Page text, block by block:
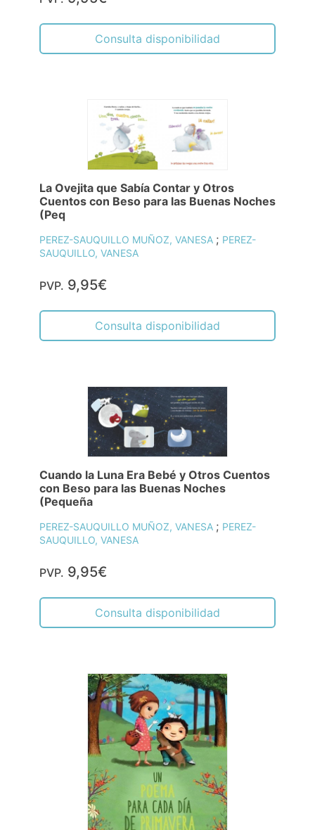
Consulta disponibilidad
La Ovejita que Sabía Contar y Otros
Cuentos con Beso para las Buenas Noches
(Peq
PEREZ-SAUQUILLO MUÑOZ, VANESA ; PEREZ-
SAUQUILLO, VANESA
PVP. 9,95€
Consulta disponibilidad
Cuando la Luna Era Bebé y Otros Cuentos
con Beso para las Buenas Noches
(Pequeña
PEREZ-SAUQUILLO MUÑOZ, VANESA ; PEREZ-
SAUQUILLO, VANESA
PVP. 9,95€
Consulta disponibilidad